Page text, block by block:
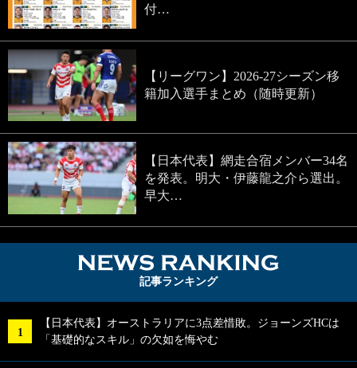
付…
【リーグワン】2026-27シーズン移
籍加入選手まとめ（随時更新）
【日本代表】網走合宿メンバー34名
を発表。明大・伊藤龍之介ら選出。
早大…
記事ランキング
【日本代表】オーストラリアに3点差惜敗。ジョーンズHCは
「基礎的なスキル」の欠如を悔やむ